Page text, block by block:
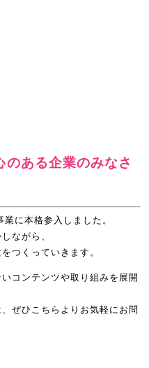
ある企業のみなさ
に本格参入しました。
ながら、
つくっていきます。
コンテンツや取り組みを展開
ぜひこちらよりお気軽にお問